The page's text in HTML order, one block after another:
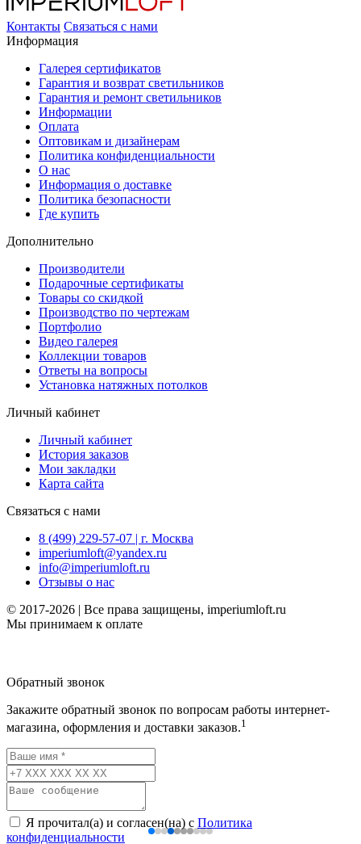
Контакты Связаться с нами
Информация
Галерея сертификатов
Гарантия и возврат светильников
Гарантия и ремонт светильников
Информации
Оплата
Оптовикам и дизайнерам
Политика конфиденциальности
О нас
Информация о доставке
Политика безопасности
Где купить
Дополнительно
Производители
Подарочные сертификаты
Товары со скидкой
Производство по чертежам
Портфолио
Видео галерея
Коллекции товаров
Ответы на вопросы
Установка натяжных потолков
Личный кабинет
Личный кабинет
История заказов
Мои закладки
Карта сайта
Связаться с нами
8 (499) 229-57-07 | г. Москва
imperiumloft@yandex.ru
info@imperiumloft.ru
Отзывы о нас
© 2017-2026 | Все права защищены, imperiumloft.ru
Мы принимаем к оплате
Обратный звонок
Закажите обратный звонок по вопросам работы интернет-
магазина, оформления и доставки заказов.1
Я прочитал(а) и согласен(на) с Политика
конфиденциальности